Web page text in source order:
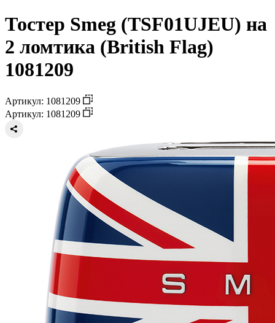
Тостер Smeg (TSF01UJEU) на
2 ломтика (British Flag)
1081209
Артикул: 1081209
Артикул: 1081209